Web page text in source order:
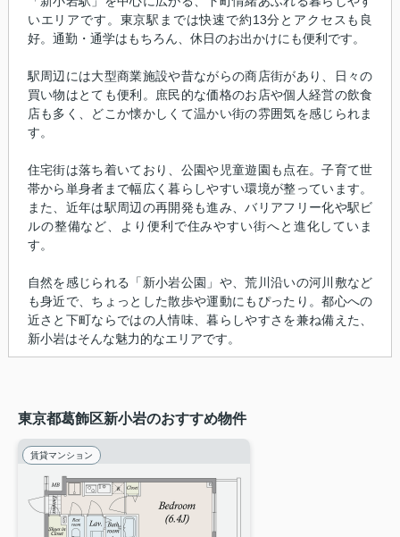
いエリアです。東京駅までは快速で約13分とアクセスも良
好。通勤・通学はもちろん、休日のお出かけにも便利です。
駅周辺には大型商業施設や昔ながらの商店街があり、日々の
買い物はとても便利。庶民的な価格のお店や個人経営の飲食
店も多く、どこか懐かしくて温かい街の雰囲気を感じられま
す。
住宅街は落ち着いており、公園や児童遊園も点在。子育て世
帯から単身者まで幅広く暮らしやすい環境が整っています。
また、近年は駅周辺の再開発も進み、バリアフリー化や駅ビ
ルの整備など、より便利で住みやすい街へと進化していま
す。
自然を感じられる「新小岩公園」や、荒川沿いの河川敷など
も身近で、ちょっとした散歩や運動にもぴったり。都心への
近さと下町ならではの人情味、暮らしやすさを兼ね備えた、
新小岩はそんな魅力的なエリアです。
東京都葛飾区新小岩のおすすめ物件
賃貸マンション